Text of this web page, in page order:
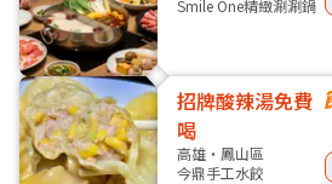
Smile One精緻涮涮鍋
招牌酸辣湯免費
喝
高雄・鳳山區
今鼎手工水餃